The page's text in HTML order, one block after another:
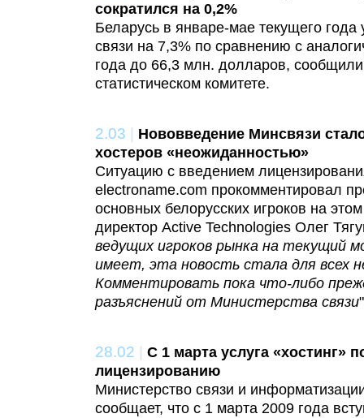
сократился на 0,2%
Беларусь в январе-мае текущего года
связи на 7,3% по сравнению с
года до 66,3 млн. долларов,
статистическом комитете.
2.03 | Нововведение Минсвязи
хостеров «неожиданностью»
Ситуацию с введением
electroname.com прокомментировал
основных белорусских игроков на
директор Active Technologies Олег
ведущих игроков рынка на текущий
имеет, эта новость стала для всех
Комментировать пока что-либо
разъяснений от Министерства связи
28.02 | С 1 марта услуга «хостинг»
лицензированию
Министерство связи и
сообщает, что с 1 марта 2009 года